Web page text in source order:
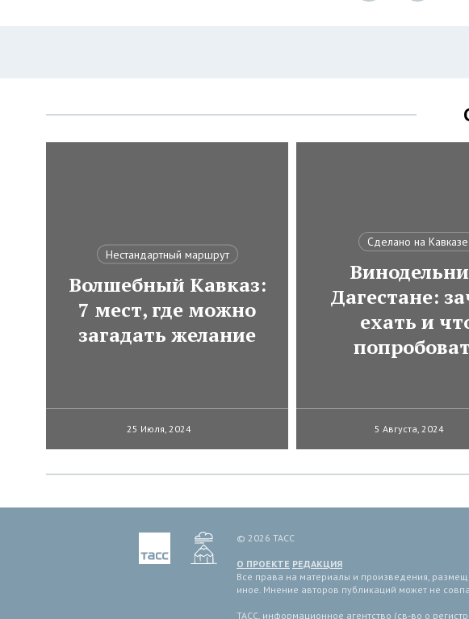
Нестандартный маршрут
Волшебный Кавказ:
7 мест, где можно
загадать желание
25 Июля, 2024
Сделано на Кавказе
Дагестане:
ехать и
5 Августа, 2024
© 2026 ТАСС
О ПРОЕКТЕ РЕДАКЦИЯ
Все права на материалы и произведения,
иное. Мнение авторов публикаций может не
ТАСС, информационное агентство (св-во о